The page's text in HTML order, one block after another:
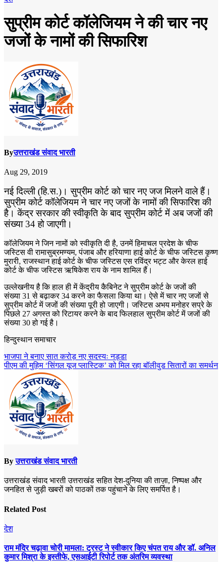
सुप्रीम कोर्ट कॉलेजियम ने की चार नए
जजों के नामों की सिफारिश
Byउत्तराखंड संवाद भारती
Aug 29, 2019
नई दिल्ली (हि.स.)। सुप्रीम कोर्ट को चार नए जज मिलने वाले हैं।
सुप्रीम कोर्ट कॉलेजियम ने चार नए जजों के नामों की सिफारिश की
है। केंद्र सरकार की स्वीकृति के बाद सुप्रीम कोर्ट में अब जजों की
संख्या 34 हो जाएगी।
कॉलेजियम ने जिन नामों को स्वीकृति दी है, उनमें हिमाचल प्रदेश के चीफ
जस्टिस वी रामासुब्रमण्यम, पंजाब और हरियाणा हाई कोर्ट के चीफ जस्टिस कृष्ण
मुरारी, राजस्थान हाई कोर्ट के चीफ जस्टिस एस रविंद्र भट्ट और केरल हाई
कोर्ट के चीफ जस्टिस ऋषिकेश राय के नाम शामिल हैं।
उल्लेखनीय है कि हाल ही में केंद्रीय कैबिनेट ने सुप्रीम कोर्ट के जजों की
संख्या 31 से बढ़ाकर 34 करने का फैसला किया था। ऐसे में चार नए जजों से
सुप्रीम कोर्ट में जजों की संख्या पूरी हो जाएगी। जस्टिस अभय मनोहर सप्रे के
पिछले 27 अगस्त को रिटायर करने के बाद फिलहाल सुप्रीम कोर्ट में जजों की
संख्या 30 हो गई है।
हिन्दुस्थान समाचार
Post
navigation
भाजपा ने बनाए सात करोड़ नए सदस्यः नड्डा
पीएम की मुहिम ‘सिंगल यूज प्लास्टिक’ को मिल रहा बॉलीवुड सितारों का समर्थन
Byउत्तराखंड संवाद भारती
उत्तराखंड संवाद भारती उत्तराखंड सहित देश-दुनिया की ताज़ा, निष्पक्ष और
जनहित से जुड़ी खबरों को पाठकों तक पहुंचाने के लिए समर्पित है।
Related Post
देश
राम मंदिर चढ़ावा चोरी मामला: ट्रस्ट ने स्वीकार किए चंपत राय और डॉ. अनिल
कुमार मिश्रा के इस्तीफे, एसआईटी रिपोर्ट तक अंतरिम व्यवस्था